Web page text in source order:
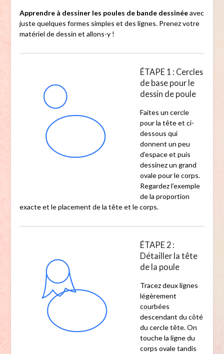
Apprendre à dessiner les poules de bande dessinéeavec
juste quelques formes simples et des lignes. Prenez votre
matériel de dessin et allons-y !
ÉTAPE 1 : Cercles
de base pour le
dessin de poule
Faites un cercle
pour la tête et ci-
dessous qui
donnent un peu
d’espace et puis
dessinez un grand
ovale pour le corps.
Regardez l’exemple
de la proportion
exacte et le placement de la tête et le corps.
ÉTAPE 2 :
Détailler la tête
de la poule
Tracez deux lignes
légèrement
courbées
descendant du côté
du cercle tête. On
touche la ligne du
corps ovale tandis